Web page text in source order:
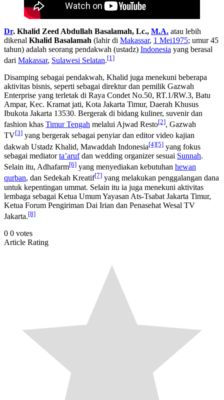
Dr. Khalid Zeed Abdullah Basalamah, Lc., M.A. atau lebih
dikenal Khalid Basalamah (lahir di Makassar, 1 Mei1975; umur 45
tahun) adalah seorang pendakwah (ustadz) Indonesia yang berasal
dari Makassar, Sulawesi Selatan.[1]
Disamping sebagai pendakwah, Khalid juga menekuni beberapa
aktivitas bisnis, seperti sebagai direktur dan pemilik Gazwah
Enterprise yang terletak di Raya Condet No.50, RT.1/RW.3, Batu
Ampar, Kec. Kramat jati, Kota Jakarta Timur, Daerah Khusus
Ibukota Jakarta 13530. Bergerak di bidang kuliner, suvenir dan
fashion khas Timur Tengah melalui Ajwad Resto[2], Gazwah
TV[3] yang bergerak sebagai penyiar dan editor video kajian
dakwah Ustadz Khalid, Mawaddah Indonesia[4][5] yang fokus
sebagai mediatorta’arufdan wedding organizer sesuai Sunnah.
Selain itu, Adhafarm[6] yang menyediakan kebutuhan hewan
qurban, dan Sedekah Kreatif[7] yang melakukan penggalangan dana
untuk kepentingan ummat. Selain itu ia juga menekuni aktivitas
lembaga sebagai Ketua Umum Yayasan Ats-Tsabat Jakarta Timur,
Ketua Forum Pengiriman Dai Irian dan Penasehat Wesal TV
Jakarta.[8]
0 0 votes
Article Rating